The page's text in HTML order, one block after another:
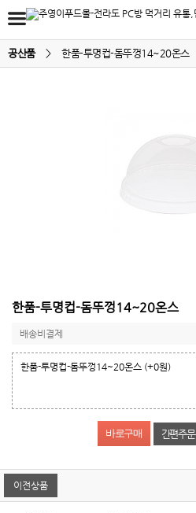
공산품 > 한품-투명컵-돔뚜껑14~20온스
한품-투명컵-돔뚜껑14~20온스
배송비결제
한품-투명컵-돔뚜껑14~20온스 (+0원)
간편주문
이전상품